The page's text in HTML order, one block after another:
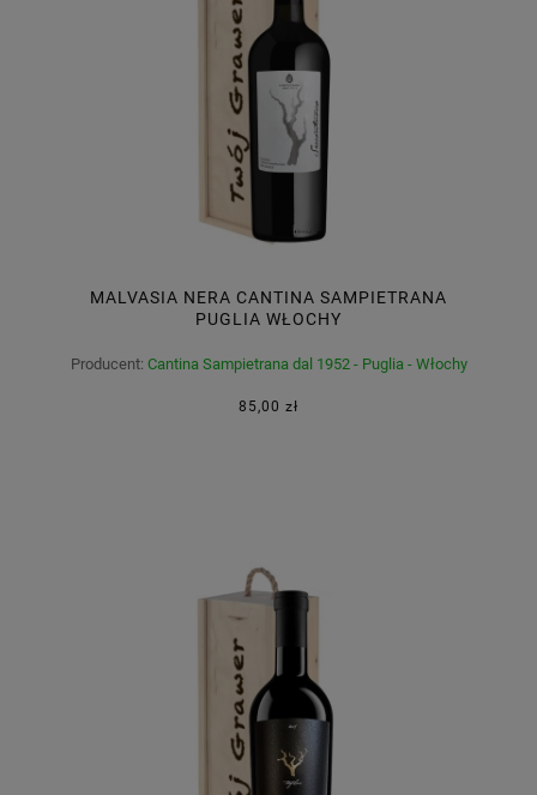
MALVASIA NERA CANTINA SAMPIETRANA
PUGLIA WŁOCHY
Producent: Cantina Sampietrana dal 1952 - Puglia - Włochy
85,00 zł